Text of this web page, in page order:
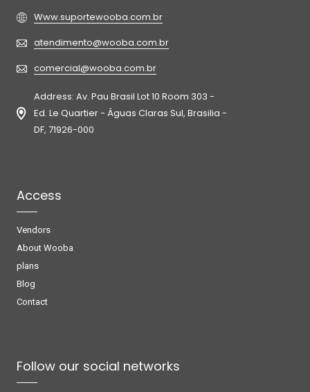
Www.suportewooba.com.br
atendimento@wooba.com.br
comercial@wooba.com.br
Address: Av. Pau Brasil Lot 10 Room 303 -
Ed. Le Quartier - Águas Claras Sul, Brasilia -
DF, 71926-000
Access
Vendors
About Wooba
plans
Blog
Contact
Follow our social networks